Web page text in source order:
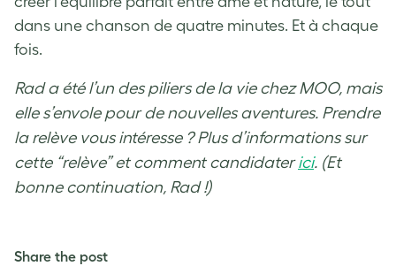
dans une chanson de quatre minutes. Et à chaque
fois.
Rad a été l’un des piliers de la vie chez MOO, mais
elle s’envole pour de nouvelles aventures. Prendre
la relève vous intéresse ? Plus d’informations sur
cette “relève” et comment candidaterici. (Et
bonne continuation, Rad !)
Share the post